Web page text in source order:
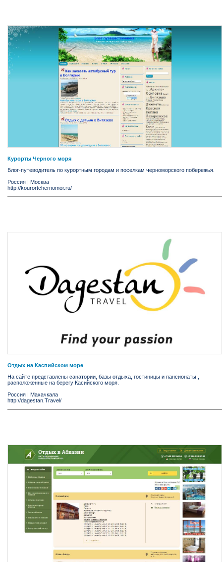
Курорты Черного моря
Блог-путеводитель по курортным городам и поселкам черноморского побережья.
Россия | Москва
http://kourortchernomor.ru/
Отдых на Каспийском море
На сайте представлены санатории, базы отдыха, гостиницы и пансионаты ,
расположенные на берегу Касийского моря.
Россия | Махачкала
http://dagestan.Travel/